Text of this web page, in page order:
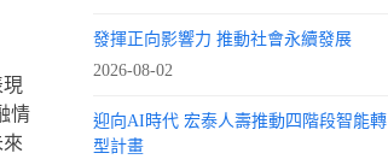
情
發揮正向影響力 推動社會永續發展
2026-08-02
迎向AI時代 宏泰人壽推動四階段智能轉
型計畫